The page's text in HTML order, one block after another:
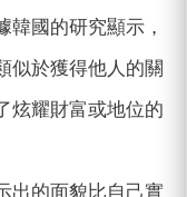
韓國的研究顯示，
似於獲得他人的關
炫耀財富或地位的
出的面貌比自己實